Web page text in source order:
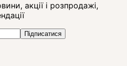
акції і розпродажі,
Підписатися